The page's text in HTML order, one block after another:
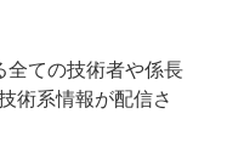
全ての技術者や係長
術系情報が配信さ